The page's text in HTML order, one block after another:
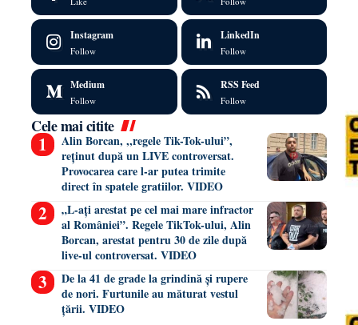
Instagram
Follow
LinkedIn
Follow
Medium
Follow
RSS Feed
Follow
Cele mai citite
Alin Borcan, ,,regele Tik-Tok-ului”,
reținut după un LIVE controversat.
Provocarea care l-ar putea trimite
direct în spatele gratiilor. VIDEO
„L-ați arestat pe cel mai mare infractor
al României”. Regele TikTok-ului, Alin
Borcan, arestat pentru 30 de zile după
live-ul controversat. VIDEO
De la 41 de grade la grindină și rupere
de nori. Furtunile au măturat vestul
țării. VIDEO